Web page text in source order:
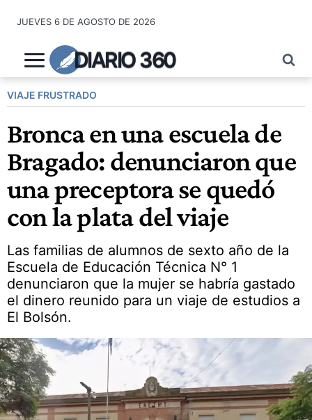
contenido
JUEVES 6 DE AGOSTO DE 2026
DIARIO 360
VIAJE FRUSTRADO
Bronca en una escuela de
Bragado: denunciaron que
una preceptora se quedó
con la plata del viaje
Las familias de alumnos de sexto año de la
Escuela de Educación Técnica N° 1
denunciaron que la mujer se habría gastado
el dinero reunido para un viaje de estudios a
El Bolsón.